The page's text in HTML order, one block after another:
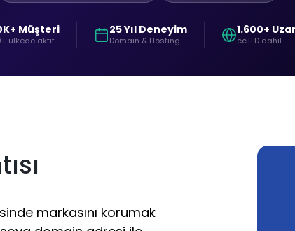
Müşteri
ülkede aktif
25 Yıl Deneyim
Domain & Hosting
1.600+
ccTLD dahil
markasını korumak